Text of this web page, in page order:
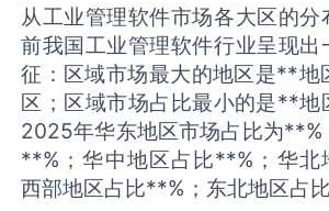
从工业管理软件市场各大区的分
前我国工业管理软件行业呈现出
征：区域市场最大的地区是**
区；区域市场占比最小的是**地
2025年华东地区市场占比为**%
**%；华中地区占比**%；华北
西部地区占比**%；东北地区占